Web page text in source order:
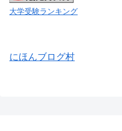
大学受験ランキング
にほんブログ村